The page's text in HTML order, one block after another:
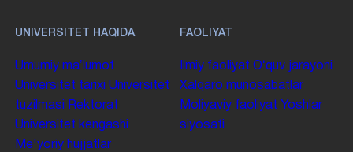
UNIVERSITET HAQIDA
Umumiy maʼlumot
Universitet tarixi Universitet
tuzilmasi
Rektorat
Universitet kengashi
Me'yoriy hujjatlar
FAOLIYAT
Ilmiy faoliyat Oʻquv jarayoni
Xalqaro munosabatlar
Moliyaviy faoliyat Yoshlar
siyosati